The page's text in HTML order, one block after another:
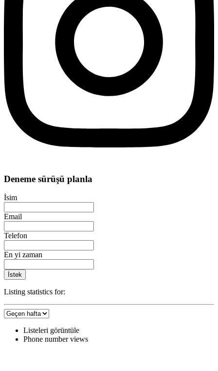
Deneme sürüşü planla
İsim
Email
Telefon
En yi zaman
İstek
Listing statistics for:
Listeleri görüntüle
Phone number views